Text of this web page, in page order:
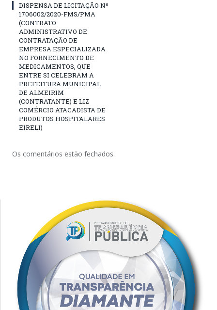
DISPENSA DE LICITAÇÃO Nº
1706002/2020-FMS/PMA
(CONTRATO
ADMINISTRATIVO DE
CONTRATAÇÃO DE
EMPRESA ESPECIALIZADA
NO FORNECIMENTO DE
MEDICAMENTOS, QUE
ENTRE SI CELEBRAM A
PREFEITURA MUNICIPAL
DE ALMEIRIM
(CONTRATANTE) E LIZ
COMÉRCIO ATACADISTA DE
PRODUTOS HOSPITALARES
EIRELI)
Os comentários estão fechados.